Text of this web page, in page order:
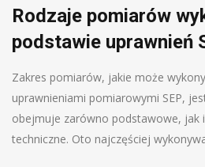
Rodzaje pomiarów
podstawie uprawnień
Zakres pomiarów, jakie może
uprawnieniami pomiarowymi SEP,
obejmuje zarówno podstawowe, jak
techniczne. Oto najczęściej